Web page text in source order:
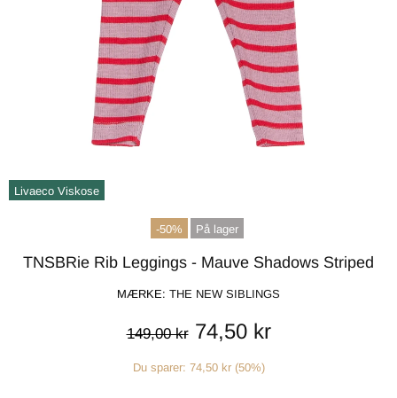
Livaeco Viskose
-50% På lager
TNSBRie Rib Leggings - Mauve Shadows Striped
MÆRKE: THE NEW SIBLINGS
149,00 kr 74,50 kr
Du sparer: 74,50 kr (50%)